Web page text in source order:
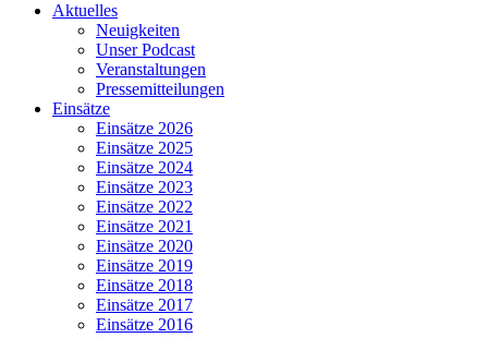
Aktuelles
Neuigkeiten
Unser Podcast
Veranstaltungen
Pressemitteilungen
Einsätze
Einsätze 2026
Einsätze 2025
Einsätze 2024
Einsätze 2023
Einsätze 2022
Einsätze 2021
Einsätze 2020
Einsätze 2019
Einsätze 2018
Einsätze 2017
Einsätze 2016